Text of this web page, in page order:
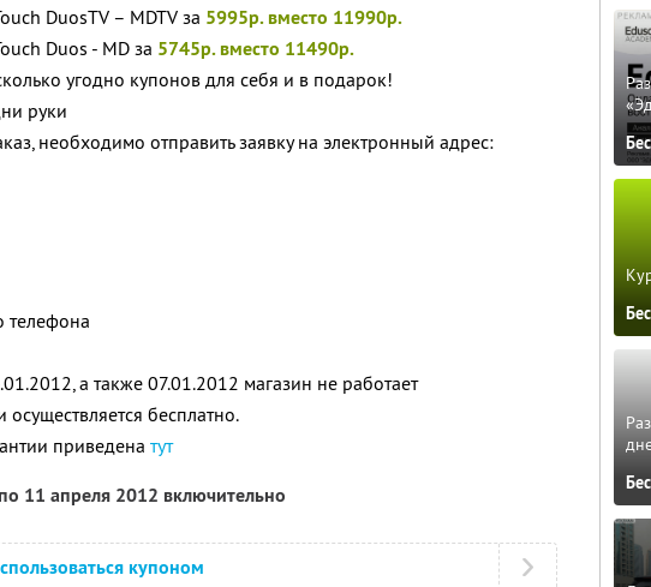
DuosTV – MDTV за 5995р. вместо 11990р.
Duos - MD за 5745р. вместо 11490р.
угодно купонов для себя и в подарок!
руки
необходимо отправить заявку на электронный адрес:
телефона
а также 07.01.2012 магазин не работает
бесплатно.
приведена тут
11 апреля 2012 включительно
купоном